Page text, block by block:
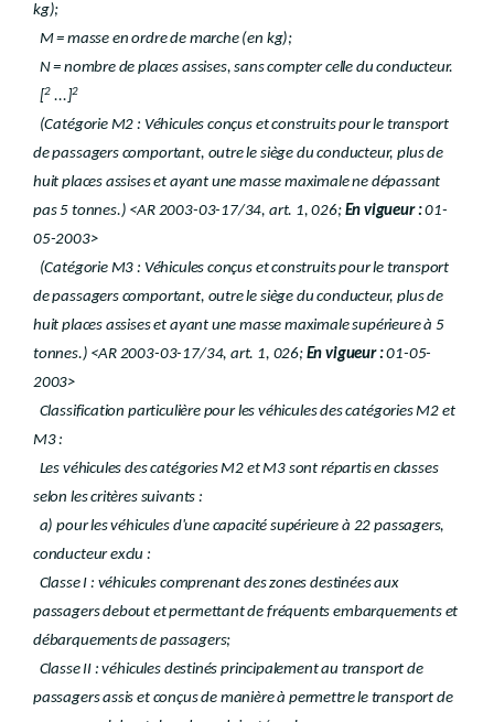
kg);
M = masse en ordre de marche (en kg);
N = nombre de places assises, sans compter celle du conducteur.
[2 ...]2
(Catégorie M2 : Véhicules conçus et construits pour le transport
de passagers comportant, outre le siège du conducteur, plus de
huit places assises et ayant une masse maximale ne dépassant
pas 5 tonnes.) <AR 2003-03-17/34, art. 1, 026; En vigueur :01-
05-2003>
(Catégorie M3 : Véhicules conçus et construits pour le transport
de passagers comportant, outre le siège du conducteur, plus de
huit places assises et ayant une masse maximale supérieure à 5
tonnes.) <AR 2003-03-17/34, art. 1, 026; En vigueur :01-05-
2003>
Classification particulière pour les véhicules des catégories M2 et
M3 :
Les véhicules des catégories M2 et M3 sont répartis en classes
selon les critères suivants :
a) pour les véhicules d'une capacité supérieure à 22 passagers,
conducteur exclu :
Classe I : véhicules comprenant des zones destinées aux
passagers debout et permettant de fréquents embarquements et
débarquements de passagers;
Classe II : véhicules destinés principalement au transport de
passagers assis et conçus de manière à permettre le transport de